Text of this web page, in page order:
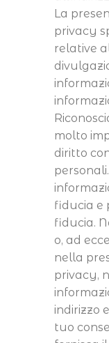
La
privacy
relative
molto
diritto
fiducia e
fiducia.
o, ad
nella
privacy,
indirizzo
tuo